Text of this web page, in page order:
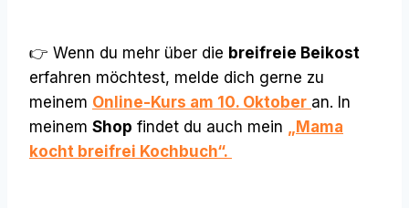
👉 Wenn du mehr über die breifreie Beikost
erfahren möchtest, melde dich gerne zu
meinem Online-Kurs am 10. Oktober an. In
meinem Shop findet du auch mein
„Mama
kocht breifrei Kochbuch“.